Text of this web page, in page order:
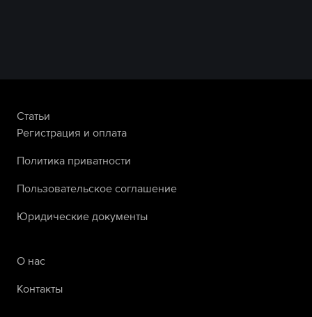
Статьи
Регистрация и оплата
Политика приватности
Пользовательское соглашение
Юридические документы
О нас
Контакты